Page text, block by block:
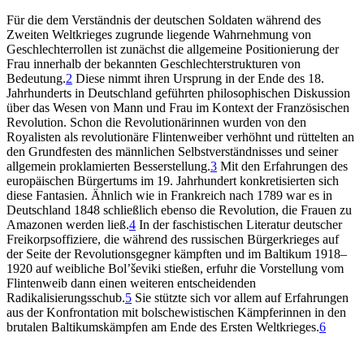
Für die dem Verständnis der deutschen Soldaten während des
Zweiten Weltkrieges zugrunde liegende Wahrnehmung von
Geschlechterrollen ist zunächst die allgemeine Positionierung der
Frau innerhalb der bekannten Geschlechterstrukturen von
Bedeutung.2 Diese nimmt ihren Ursprung in der Ende des 18.
Jahrhunderts in Deutschland geführten philosophischen Diskussion
über das Wesen von Mann und Frau im Kontext der Französischen
Revolution. Schon die Revolutionärinnen wurden von den
Royalisten als revolutionäre Flintenweiber verhöhnt und rüttelten an
den Grundfesten des männlichen Selbstverständnisses und seiner
allgemein proklamierten Besserstellung.3 Mit den Erfahrungen des
europäischen Bürgertums im 19. Jahrhundert konkretisierten sich
diese Fantasien. Ähnlich wie in Frankreich nach 1789 war es in
Deutschland 1848 schließlich ebenso die Revolution, die Frauen zu
Amazonen werden ließ.4 In der faschistischen Literatur deutscher
Freikorpsoffiziere, die während des russischen Bürgerkrieges auf
der Seite der Revolutionsgegner kämpften und im Baltikum 1918–
1920 auf weibliche Bol’ševiki stießen, erfuhr die Vorstellung vom
Flintenweib dann einen weiteren entscheidenden
Radikalisierungsschub.5 Sie stützte sich vor allem auf Erfahrungen
aus der Konfrontation mit bolschewistischen Kämpferinnen in den
brutalen Baltikumskämpfen am Ende des Ersten Weltkrieges.6